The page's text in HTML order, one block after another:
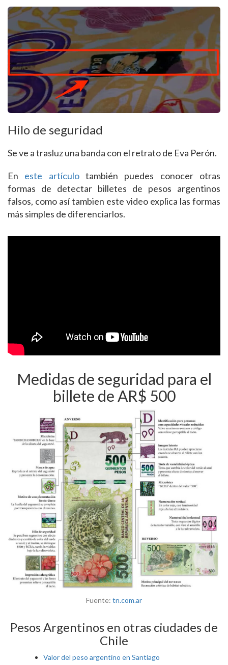
Hilo de seguridad
Se ve a trasluz una banda con el retrato de Eva Perón.
En este artículotambién puedes conocer otras
formas de detectar billetes de pesos argentinos
falsos, como así tambien este video explica las formas
más simples de diferenciarlos.
Medidas de seguridad para el
billete de AR$ 500
Fuente: tn.com.ar
Pesos Argentinos en otras ciudades de
Chile
Valor del peso argentino en Santiago